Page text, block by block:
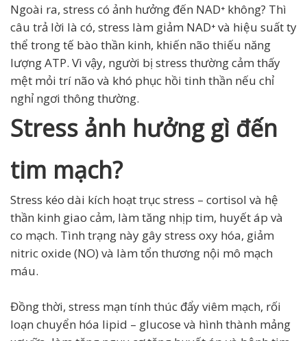
Ngoài ra, stress có ảnh hưởng đến NAD⁺ không? Thì
câu trả lời là có, stress làm giảm NAD⁺ và hiệu suất ty
thể trong tế bào thần kinh, khiến não thiếu năng
lượng ATP. Vì vậy, người bị stress thường cảm thấy
mệt mỏi trí não và khó phục hồi tinh thần nếu chỉ
nghỉ ngơi thông thường.
Stress ảnh hưởng gì đến
tim mạch?
Stress kéo dài kích hoạt trục stress – cortisol và hệ
thần kinh giao cảm, làm tăng nhịp tim, huyết áp và
co mạch. Tình trạng này gây stress oxy hóa, giảm
nitric oxide (NO) và làm tổn thương nội mô mạch
máu.
Đồng thời, stress mạn tính thúc đẩy viêm mạch, rối
loạn chuyển hóa lipid – glucose và hình thành mảng